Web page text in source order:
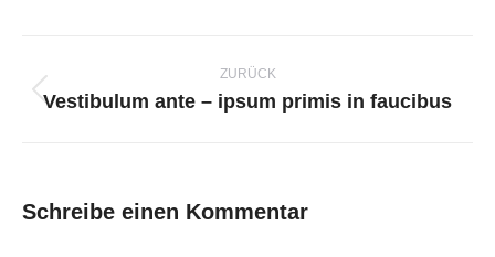
ZURÜCK
Vorheriger
Vestibulum ante – ipsum primis in faucibus
Schreibe einen Kommentar